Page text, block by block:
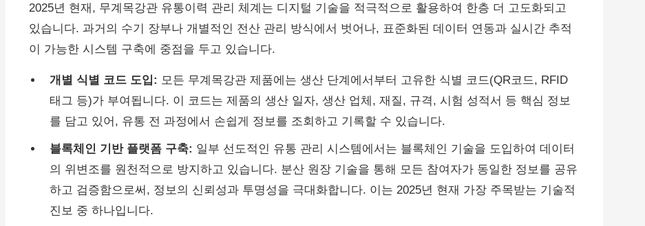
2025년 현재, 무계목강관 유통이력 관리 체계는 디지털 기술을 적극적으로 활용하여 한층 더 고도화되고
있습니다. 과거의 수기 장부나 개별적인 전산 관리 방식에서 벗어나, 표준화된 데이터 연동과 실시간 추적
이 가능한 시스템 구축에 중점을 두고 있습니다.
개별 식별 코드 도입: 모든 무계목강관 제품에는 생산 단계에서부터 고유한 식별 코드(QR코드, RFID
태그 등)가 부여됩니다. 이 코드는 제품의 생산 일자, 생산 업체, 재질, 규격, 시험 성적서 등 핵심 정보
를 담고 있어, 유통 전 과정에서 손쉽게 정보를 조회하고 기록할 수 있습니다.
블록체인 기반 플랫폼 구축: 일부 선도적인 유통 관리 시스템에서는 블록체인 기술을 도입하여 데이터
의 위변조를 원천적으로 방지하고 있습니다. 분산 원장 기술을 통해 모든 참여자가 동일한 정보를 공유
하고 검증함으로써, 정보의 신뢰성과 투명성을 극대화합니다. 이는 2025년 현재 가장 주목받는 기술적
진보 중 하나입니다.